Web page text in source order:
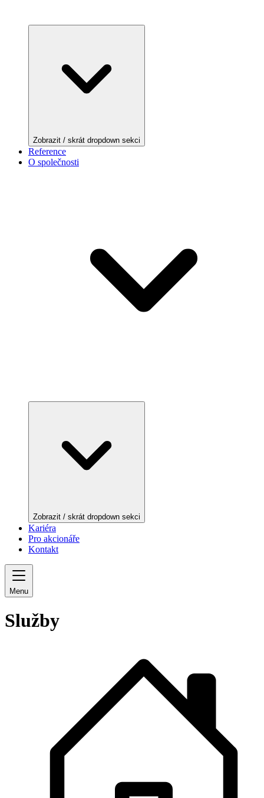
Zobrazit / skrát dropdown sekci
Reference
O společnosti
Zobrazit / skrát dropdown sekci
Kariéra
Pro akcionáře
Kontakt
Menu
Služby